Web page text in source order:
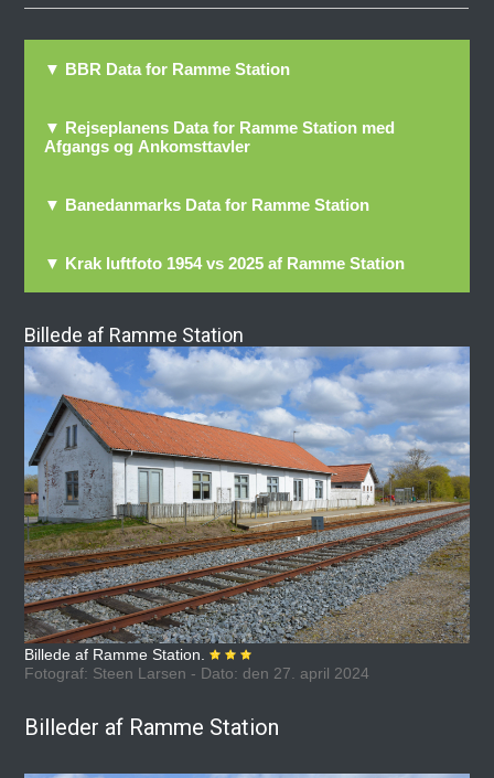
▼ BBR Data for Ramme Station
▼ Rejseplanens Data for Ramme Station med
Afgangs og Ankomsttavler
▼ Banedanmarks Data for Ramme Station
▼ Krak luftfoto 1954 vs 2025 af Ramme Station
Billede af Ramme Station
Billede af Ramme Station.
Fotograf: Steen Larsen - Dato: den 27. april 2024
Billeder af Ramme Station